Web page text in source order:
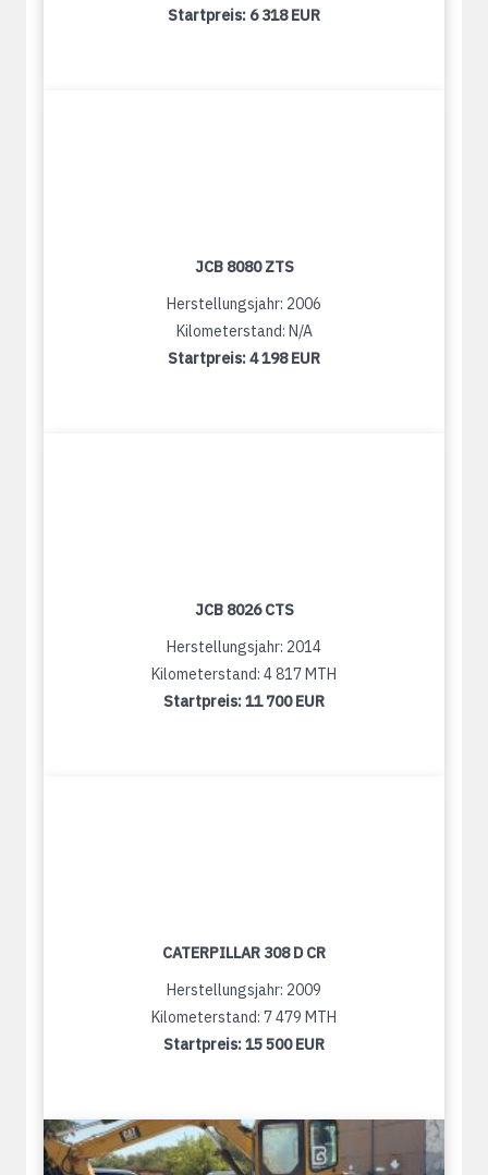
Startpreis: 6 318 EUR
JCB 8080 ZTS
Herstellungsjahr: 2006
Kilometerstand: N/A
Startpreis:4 198 EUR
JCB 8026 CTS
Herstellungsjahr: 2014
Kilometerstand: 4 817 MTH
Startpreis:11 700 EUR
CATERPILLAR 308 D CR
Herstellungsjahr: 2009
Kilometerstand: 7 479 MTH
Startpreis:15 500 EUR